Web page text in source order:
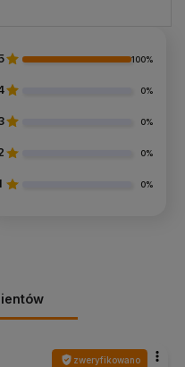
100%
0%
0%
0%
0%
zweryfikowano